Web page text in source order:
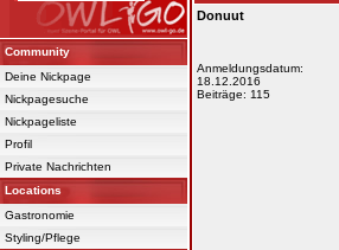
Community
Deine Nickpage
Nickpagesuche
Nickpageliste
Profil
Private Nachrichten
Locations
Gastronomie
Styling/Pflege
Donuut
Anmeldungsdatum:
18.12.2016
Beiträge: 115